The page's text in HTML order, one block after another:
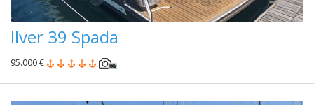
Ilver 39 Spada
95.000 €